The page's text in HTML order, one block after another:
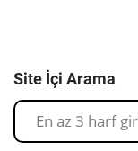
Site İçi Arama